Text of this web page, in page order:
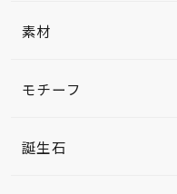
素材
モチーフ
誕生石